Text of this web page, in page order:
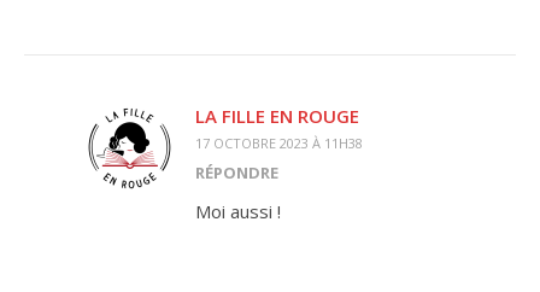
LA FILLE EN ROUGE
17 OCTOBRE 2023 À 11H38
RÉPONDRE
Moi aussi !